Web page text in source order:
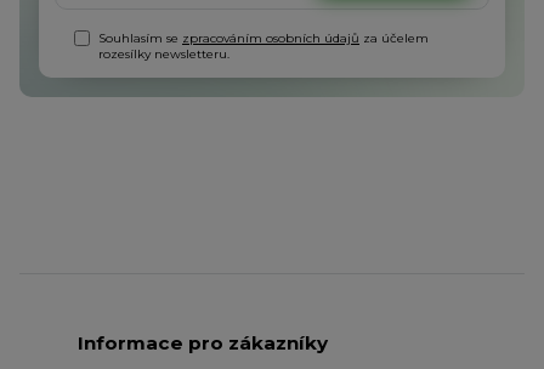
Souhlasím se zpracováním osobních údajů za účelem
rozesílky newsletteru.
Informace pro zákazníky